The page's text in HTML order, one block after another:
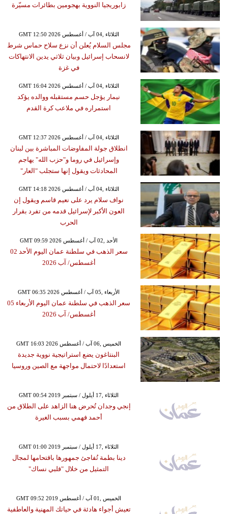
زابوريجيا النووية بهجومين بطائرات مسيّرة
GMT 12:50 2026 الثلاثاء ,04 آب / أغسطس
مجلس السلام يُعلن أن نزع سلاح حماس شرط
لانسحاب إسرائيل وبيان ثلاثي يدين الانتهاكات
في غزة
GMT 16:04 2026 الثلاثاء ,04 آب / أغسطس
نيمار يؤجل حسم مستقبله ووالده يؤكد
استمراره في ملاعب كرة القدم
GMT 12:37 2026 الثلاثاء ,04 آب / أغسطس
انطلاق جولة المفاوضات المباشرة بين لبنان
وإسرائيل في روما و"حزب الله" يهاجم
المحادثات ويقول إنها ستجلب "العار"
GMT 14:18 2026 الثلاثاء ,04 آب / أغسطس
نواف سلام يرد على نعيم قاسم ويقول إن
العون الأكبر لإسرائيل قدمه من تفرد بقرار
الحرب
GMT 09:59 2026 الأحد ,02 آب / أغسطس
سعر الذهب في سلطنة عمان اليوم الأحد 02
أغسطس/ آب 2026
GMT 06:35 2026 الأربعاء ,05 آب / أغسطس
سعر الذهب في سلطنة عمان اليوم الأربعاء 05
أغسطس/ آب 2026
GMT 16:03 2026 الخميس ,06 آب / أغسطس
البنتاغون يضع استراتيجية نووية جديدة
استعدادًا لاحتمال مواجهة مع الصين وروسيا
GMT 00:54 2019 الثلاثاء ,17 أيلول / سبتمبر
إنجي وجدان تُحرض هنا الزاهد على الطلاق من
أحمد فهمي بسبب الغيرة
GMT 01:00 2019 الثلاثاء ,17 أيلول / سبتمبر
دينا بطمة تُفاجئ جمهورها باقتحامها لمجال
التمثيل من خلال "قلبي نساك"
GMT 09:52 2019 الخميس ,01 آب / أغسطس
تعيش أجواء هادئة في حياتك المهنية والعاطفية